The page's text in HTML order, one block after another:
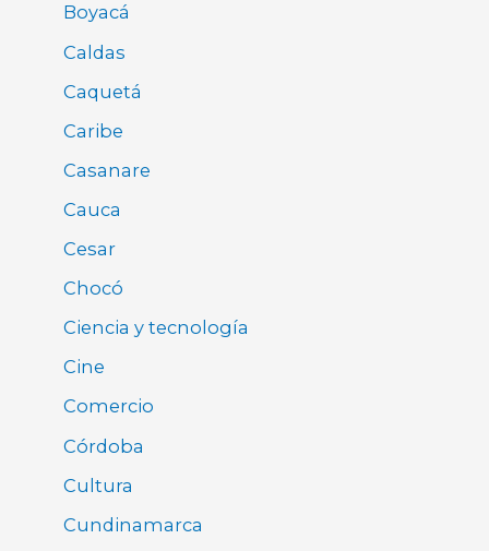
Boyacá
Caldas
Caquetá
Caribe
Casanare
Cauca
Cesar
Chocó
Ciencia y tecnología
Cine
Comercio
Córdoba
Cultura
Cundinamarca